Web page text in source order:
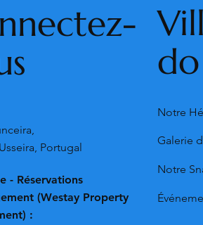
Portugal
- Réservations
(Westay Property
:
Notre
Galerie
Notre